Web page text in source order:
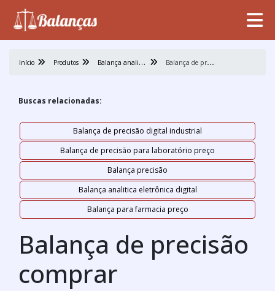
Início Produtos B
alança analitica B
alança de precisão comprar
Buscas relacionadas:
Balança de precisão digital industrial
Balança de precisão para laboratório preço
Balança precisão
Balança analitica eletrônica digital
Balança para farmacia preço
Balança de precisão
comprar